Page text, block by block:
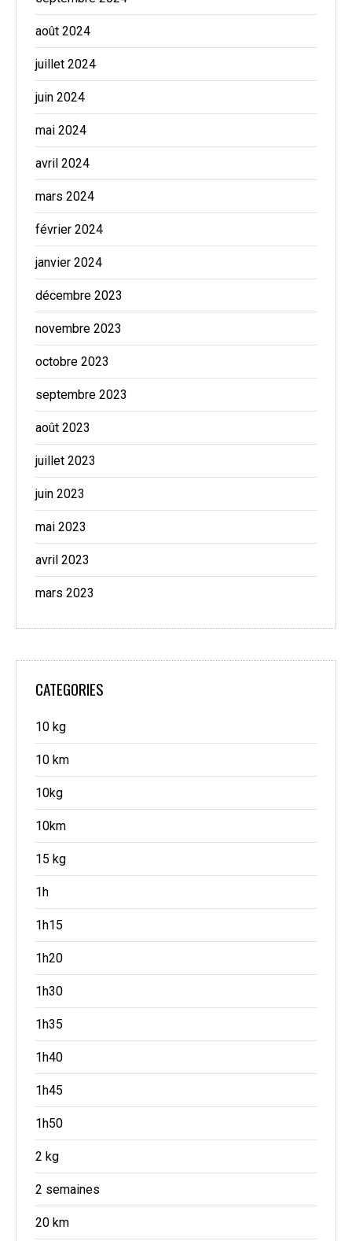
août 2024
juillet 2024
juin 2024
mai 2024
avril 2024
mars 2024
février 2024
janvier 2024
décembre 2023
novembre 2023
octobre 2023
septembre 2023
août 2023
juillet 2023
juin 2023
mai 2023
avril 2023
mars 2023
CATEGORIES
10 kg
10 km
10kg
10km
15 kg
1h
1h15
1h20
1h30
1h35
1h40
1h45
1h50
2 kg
2 semaines
20 km